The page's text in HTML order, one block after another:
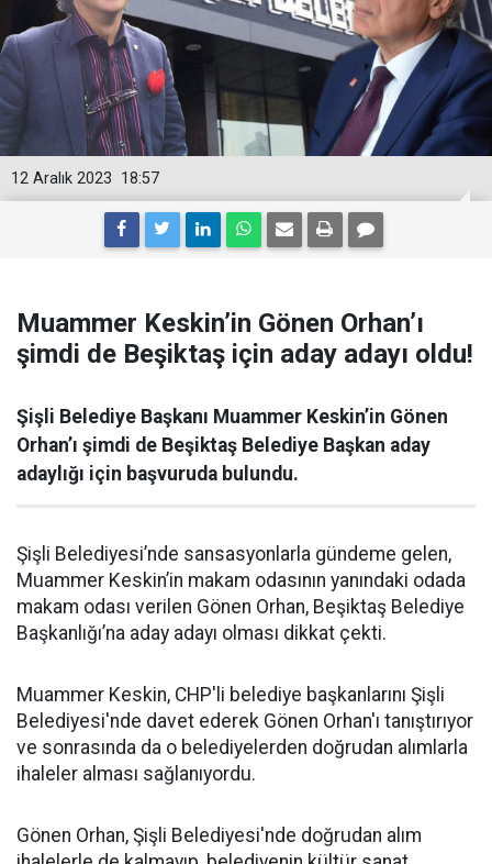
18:57
12 Aralık 2023
Muammer Keskin’in Gönen Orhan’ı
şimdi de Beşiktaş için aday adayı oldu!
Şişli Belediye Başkanı Muammer Keskin’in Gönen
Orhan’ı şimdi de Beşiktaş Belediye Başkan aday
adaylığı için başvuruda bulundu.
Şişli Belediyesi’nde sansasyonlarla gündeme gelen,
Muammer Keskin’in makam odasının yanındaki odada
makam odası verilen Gönen Orhan, Beşiktaş Belediye
Başkanlığı’na aday adayı olması dikkat çekti.
Muammer Keskin, CHP'li belediye başkanlarını Şişli
Belediyesi'nde davet ederek Gönen Orhan'ı tanıştırıyor
ve sonrasında da o belediyelerden doğrudan alımlarla
ihaleler alması sağlanıyordu.
Gönen Orhan, Şişli Belediyesi'nde doğrudan alım